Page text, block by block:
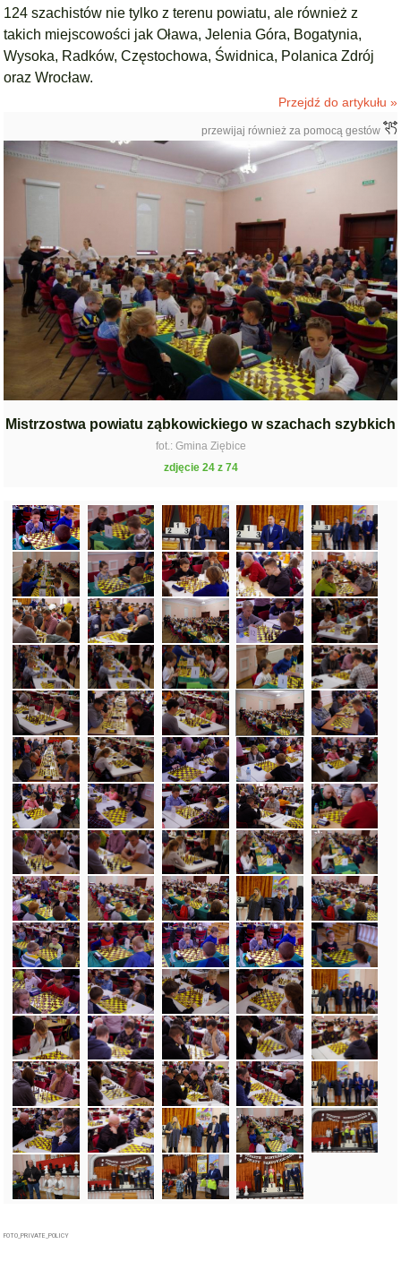
124 szachistów nie tylko z terenu powiatu, ale również z
takich miejscowości jak Oława, Jelenia Góra, Bogatynia,
Wysoka, Radków, Częstochowa, Świdnica, Polanica Zdrój
oraz Wrocław.
Przejdź do artykułu »
przewijaj również za pomocą gestów
Mistrzostwa powiatu ząbkowickiego w szachach szybkich
fot.: Gmina Ziębice
zdjęcie 24 z 74
FOTO_PRIVATE_POLICY